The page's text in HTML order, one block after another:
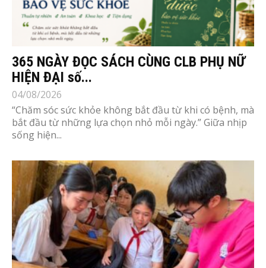
365 NGÀY ĐỌC SÁCH CÙNG CLB PHỤ NỮ
HIỆN ĐẠI số...
04/08/2026
“Chăm sóc sức khỏe không bắt đầu từ khi có bệnh, mà
bắt đầu từ những lựa chọn nhỏ mỗi ngày.” Giữa nhịp
sống hiện...